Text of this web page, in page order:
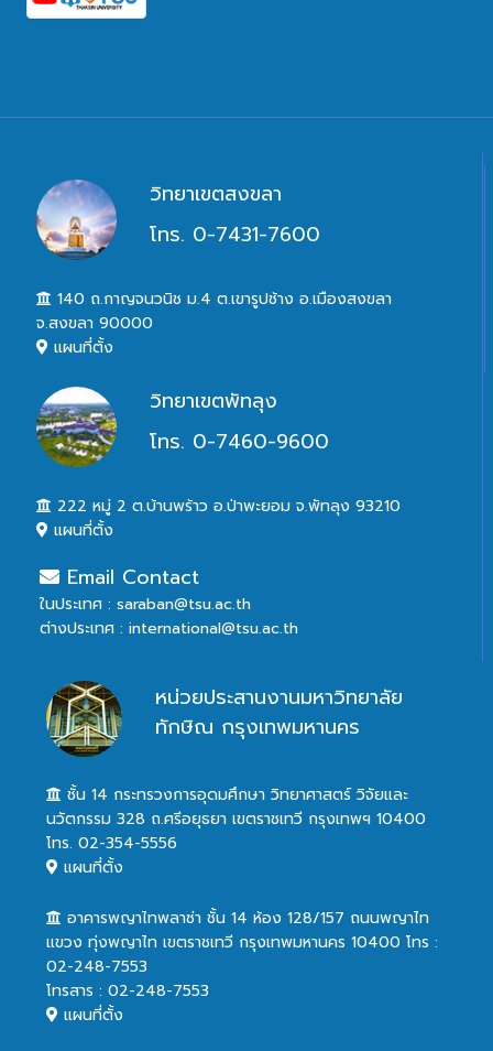
วิทยาเขตสงขลา
โทร. 0-7431-7600
140 ถ.กาญจนวนิช ม.4 ต.เขารูปช้าง อ.เมืองสงขลา
จ.สงขลา 90000
แผนที่ตั้ง
วิทยาเขตพัทลุง
โทร. 0-7460-9600
222 หมู่ 2 ต.บ้านพร้าว อ.ป่าพะยอม จ.พัทลุง 93210
แผนที่ตั้ง
Email Contact
ในประเทศ : saraban@tsu.ac.th
ต่างประเทศ : international@tsu.ac.th
หน่วยประสานงานมหาวิทยาลัย
ทักษิณ กรุงเทพมหานคร
ชั้น 14 กระทรวงการอุดมศึกษา วิทยาศาสตร์ วิจัยและ
นวัตกรรม 328 ถ.ศรีอยุธยา เขตราชเทวี กรุงเทพฯ 10400
โทร. 02-354-5556
แผนที่ตั้ง
อาคารพญาไทพลาซ่า ชั้น 14 ห้อง 128/157 ถนนพญาไท
แขวง ทุ่งพญาไท เขตราชเทวี กรุงเทพมหานคร 10400 โทร :
02-248-7553
โทรสาร : 02-248-7553
แผนที่ตั้ง